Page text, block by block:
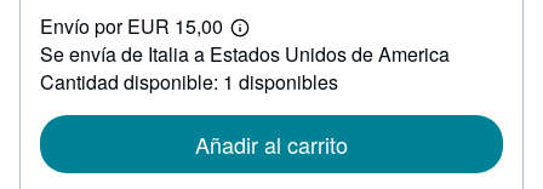
83,00
Envío por EUR 15,00
Más
información
sobre
las
envío
Se envía de Italia a Estados Unidos de America
Cantidad disponible: 1 disponibles
Añadir al carrito